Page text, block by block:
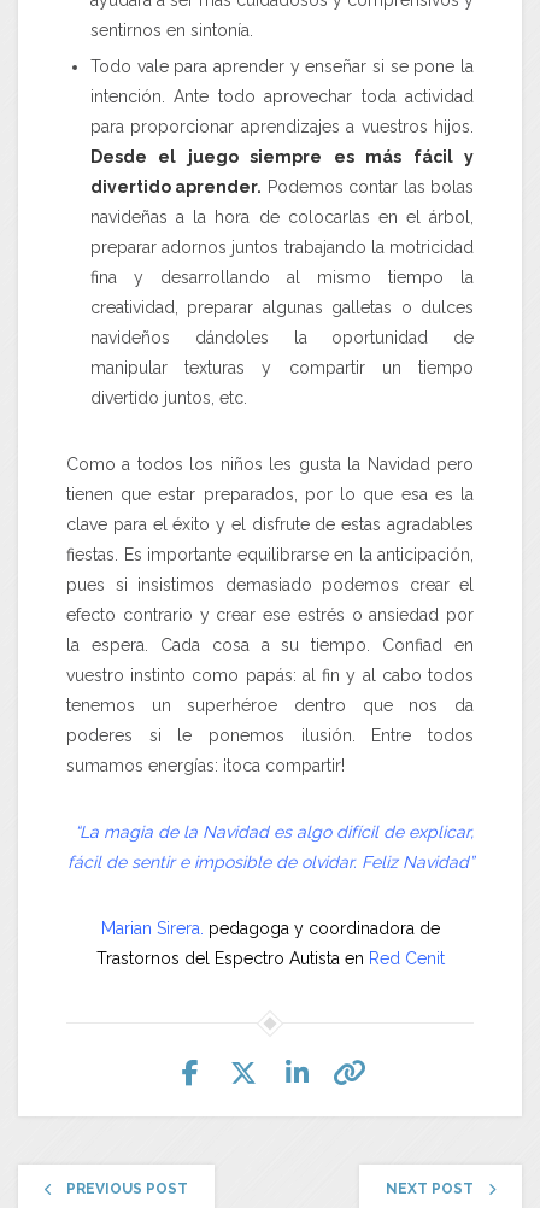
sentirnos en sintonía.
Todo vale para aprender y enseñar si se pone la
intención . Ante todo aprovechar toda actividad
para proporcionar aprendizajes a vuestros hijos.
Desde el juego siempre es más fácil y
divertido aprender. Podemos contar las bolas
navideñas a la hora de colocarlas en el árbol,
preparar adornos juntos trabajando la motricidad
fina y desarrollando al mismo tiempo la
creatividad, preparar algunas galletas o dulces
navideños dándoles la oportunidad de
manipular texturas y compartir un tiempo
divertido juntos, etc.
Como a todos los niños les gusta la Navidad pero
tienen que estar preparados, por lo que esa es la
clave para el éxito y el disfrute de estas agradables
fiestas. Es importante equilibrarse en la anticipación,
pues si insistimos demasiado podemos crear el
efecto contrario y crear ese estrés o ansiedad por
la espera. Cada cosa a su tiempo. Confiad en
vuestro instinto como papás: al fin y al cabo todos
tenemos un superhéroe dentro que nos da
poderes si le ponemos ilusión. Entre todos
sumamos energías: ¡toca compartir!
“La magia de la Navidad es algo difícil de explicar,
fácil de sentir e imposible de olvidar. Feliz Navidad”
Marian Sirera. pedagoga y coordinadora de
Trastornos del Espectro Autista en Red Cenit
PREVIOUS POST NEXT POST